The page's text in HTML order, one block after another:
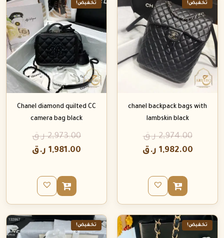
تخفيض!
chanel backpack bags with
lambskin black
2,974.00 ر.ق
1,982.00 ر.ق
تخفيض!
Chanel diamond quilted CC
camera bag black
2,973.00 ر.ق
1,981.00 ر.ق
تخفيض! تخفيض!